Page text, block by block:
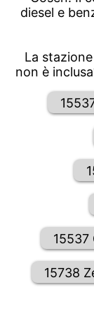
diesel e
La
non è
15537
15738